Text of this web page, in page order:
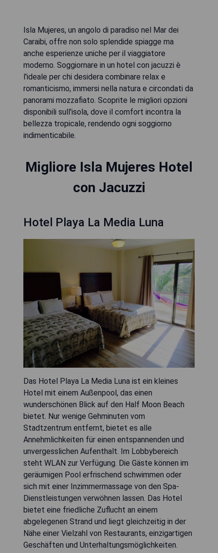
Isla Mujeres, un angolo di paradiso nel Mar dei
Caraibi, offre non solo splendide spiagge ma
anche esperienze uniche per il viaggiatore
moderno. Soggiornare in un hotel con jacuzzi è
l'ideale per chi desidera combinare relax e
romanticismo, immersi nella natura e circondati da
panorami mozzafiato. Scoprite le migliori opzioni
disponibili sull'isola, dove il comfort incontra la
bellezza tropicale, rendendo ogni soggiorno
indimenticabile.
Migliore Isla Mujeres Hotel
con Jacuzzi
Hotel Playa La Media Luna
Das Hotel Playa La Media Luna ist ein kleines
Hotel mit einem Außenpool, das einen
wunderschönen Blick auf den Half Moon Beach
bietet. Nur wenige Gehminuten vom
Stadtzentrum entfernt, bietet es alle
Annehmlichkeiten für einen entspannenden und
unvergesslichen Aufenthalt. Im Lobbybereich
steht WLAN zur Verfügung. Die Gäste können im
geräumigen Pool erfrischend schwimmen oder
sich mit einer Inzimmermassage von den Spa-
Dienstleistungen verwöhnen lassen. Das Hotel
bietet eine friedliche Zuflucht an einem
abgelegenen Strand und liegt gleichzeitig in der
Nähe einer Vielzahl von Restaurants, einzigartigen
Geschäften und Unterhaltungsmöglichkeiten.